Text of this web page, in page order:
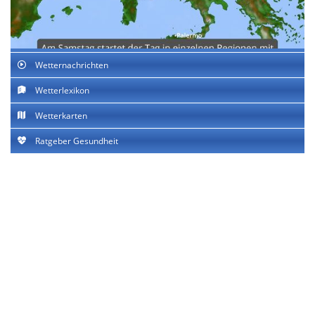
Wetternachrichten
Wetterlexikon
Wetterkarten
Ratgeber Gesundheit